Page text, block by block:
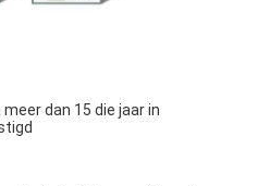
dan 15 die jaar in